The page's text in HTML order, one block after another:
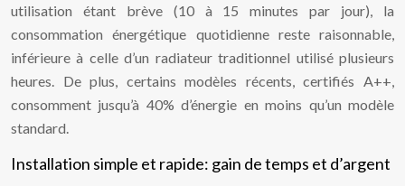
utilisation étant brève (10 à 15 minutes par jour), la
consommation énergétique quotidienne reste raisonnable,
inférieure à celle d’un radiateur traditionnel utilisé plusieurs
heures. De plus, certains modèles récents, certifiés A++,
consomment jusqu’à 40% d’énergie en moins qu’un modèle
standard.
Installation simple et rapide: gain de temps et d’argent